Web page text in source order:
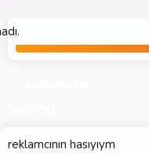
reklamcının hasıyıym